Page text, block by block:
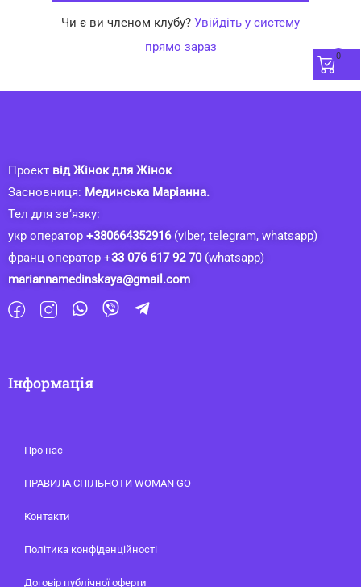
Чи є ви членом клубу? Увійдіть у систему
прямо зараз
Проект від Жінок для Жінок
Засновниця: Мединська Маріанна.
Тел для зв’язку:
укр оператор +380664352916(viber, telegram, whatsapp)
франц оператор +33 076 617 92 70(whatsapp)
mariannamedinskaya@gmail.com
Інформація
Про нас
ПРАВИЛА СПІЛЬНОТИ WOMAN GO
Контакти
Політика конфіденційності
Договір публічної оферти
0